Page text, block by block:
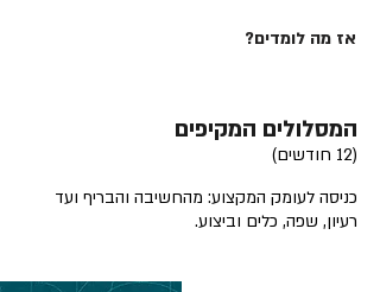
אז מה לומדים?
המסלולים המקיפים
(12 חודשים)
כניסה לעומק המקצוע: מהחשיבה והבריף ועד
רעיון, שפה, כלים וביצוע.